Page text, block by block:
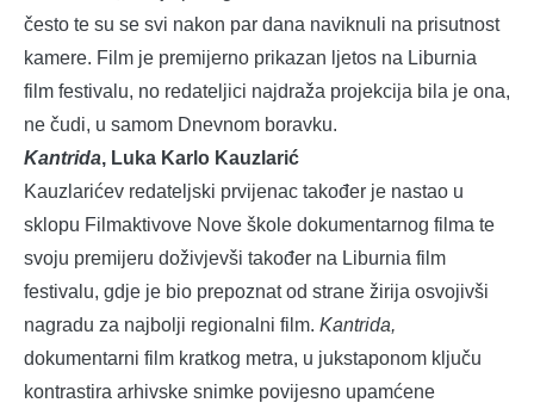
često te su se svi nakon par dana naviknuli na prisutnost
kamere. Film je premijerno prikazan ljetos na Liburnia
film festivalu, no redateljici najdraža projekcija bila je ona,
ne čudi, u samom Dnevnom boravku.
Kantrida, Luka Karlo Kauzlarić
Kauzlarićev redateljski prvijenac također je nastao u
sklopu Filmaktivove Nove škole dokumentarnog filma te
svoju premijeru doživjevši također na Liburnia film
festivalu, gdje je bio prepoznat od strane žirija osvojivši
nagradu za najbolji regionalni film. Kantrida,
dokumentarni film kratkog metra, u jukstaponom ključu
kontrastira arhivske snimke povijesno upamćene